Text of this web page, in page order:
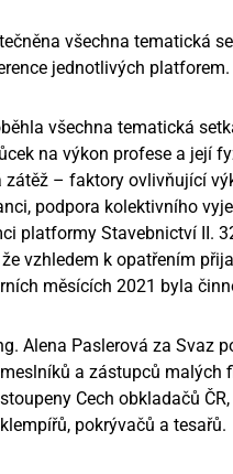
všechna tematická
jednotlivých platforem.
všechna tematická
na výkon profese a její
– faktory ovlivňující
podpora kolektivního
platformy Stavebnictví II.
vzhledem k opatřením
měsících 2021 byla
Alena Paslerová za Svaz
a zástupců
Cech obkladačů
pokrývačů a tesařů.